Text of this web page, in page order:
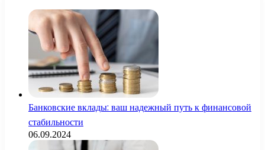
Банковские вклады: ваш надежный путь к финансовой
стабильности
06.09.2024